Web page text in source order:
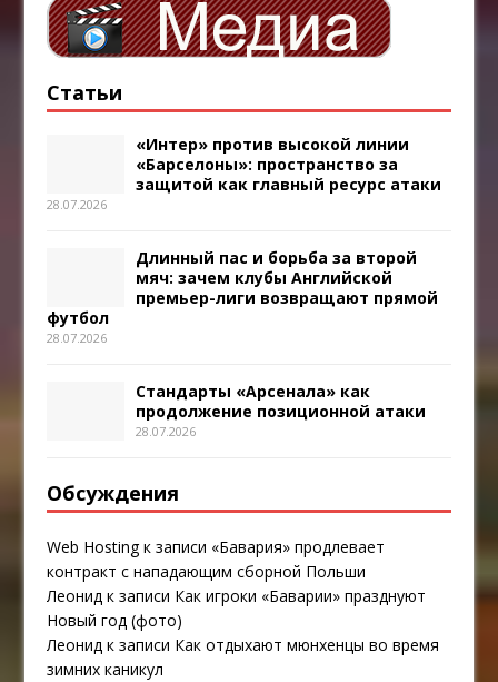
Статьи
«Интер» против высокой линии
«Барселоны»: пространство за
защитой как главный ресурс атаки
28.07.2026
Длинный пас и борьба за второй
мяч: зачем клубы Английской
премьер-лиги возвращают прямой
футбол
28.07.2026
Стандарты «Арсенала» как
продолжение позиционной атаки
28.07.2026
Обсуждения
Web Hostingк записи «Бавария» продлевает
контракт с нападающим сборной Польши
Леонид к записи Как игроки «Баварии» празднуют
Новый год (фото)
Леонид к записи Как отдыхают мюнхенцы во время
зимних каникул